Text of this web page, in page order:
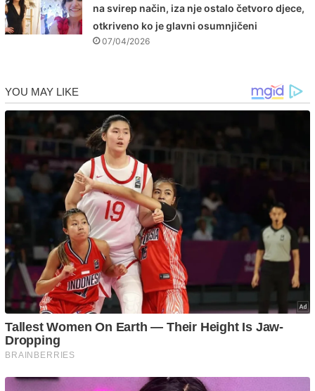
na svirep način, iza nje ostalo četvoro djece,
otkriveno ko je glavni osumnjičeni
07/04/2026